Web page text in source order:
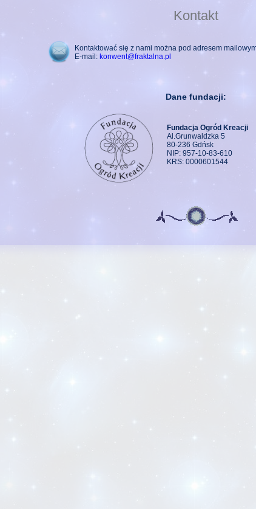
Kontakt
Kontaktować się z nami można pod adresem
E-mail: konwent@fraktalna.pl
Dane fundacji:
Fundacja Ogród Kreacji
Al.Grunwaldzka 5
80-236 Gdńsk
NIP: 957-10-83-610
KRS: 0000601544